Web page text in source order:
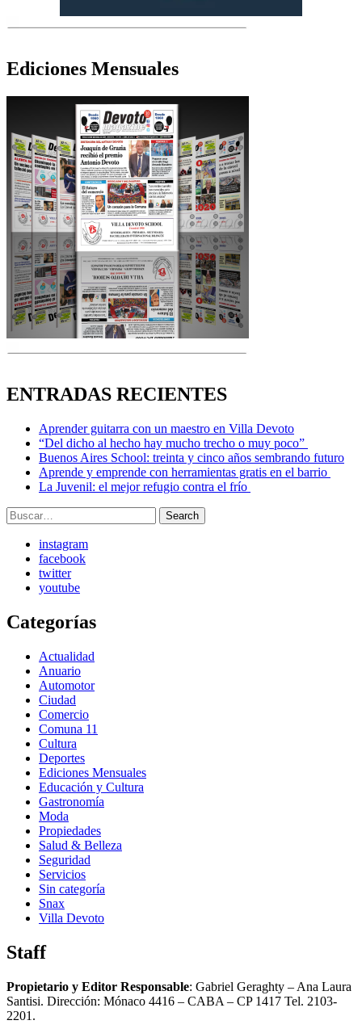
Ediciones Mensuales
ENTRADAS RECIENTES
Aprender guitarra con un maestro en Villa Devoto
“Del dicho al hecho hay mucho trecho o muy poco”
Buenos Aires School: treinta y cinco años sembrando futuro
Aprende y emprende con herramientas gratis en el barrio
La Juvenil: el mejor refugio contra el frío
Search
for:
Search
instagram
facebook
twitter
youtube
Categorías
Actualidad
Anuario
Automotor
Ciudad
Comercio
Comuna 11
Cultura
Deportes
Ediciones Mensuales
Educación y Cultura
Gastronomía
Moda
Propiedades
Salud & Belleza
Seguridad
Servicios
Sin categoría
Snax
Villa Devoto
Staff
Propietario y Editor Responsable: Gabriel Geraghty – Ana Laura
Santisi. Dirección: Mónaco 4416 – CABA – CP 1417 Tel. 2103-
2201.